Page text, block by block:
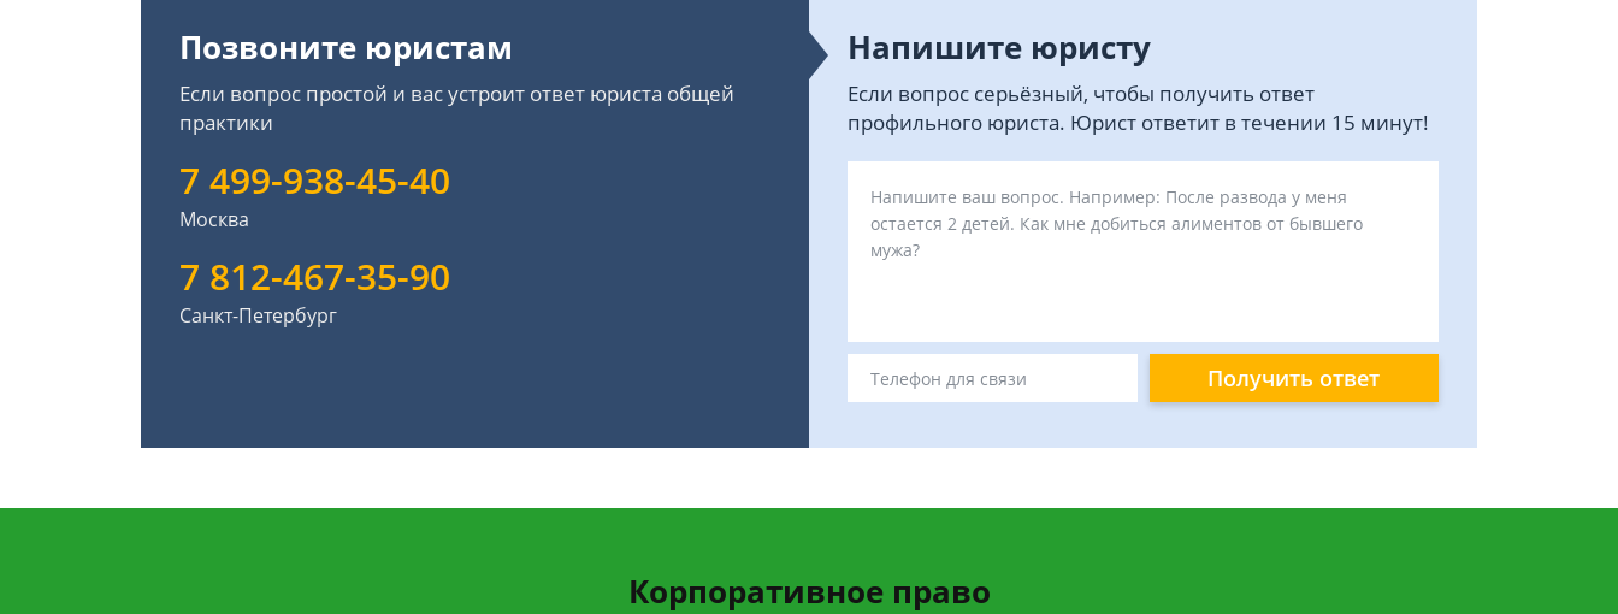
Позвоните юристам
Если вопрос простой и вас устроит ответ юриста общей
практики
7 499-938-45-40
Москва
7 812-467-35-90
Санкт-Петербург
Напишите юристу
Если вопрос серьёзный, чтобы получить ответ
профильного юриста. Юрист ответит в течении 15 минут!
Получить ответ
Корпоративное право